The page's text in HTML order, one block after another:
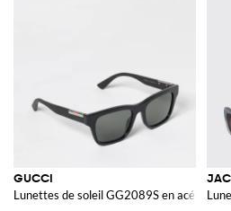
GUCCI
Lunettes de soleil GG2089S en acétate